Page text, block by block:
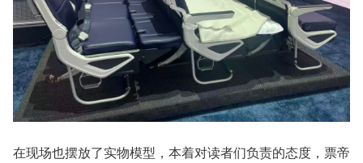
在现场也摆放了实物模型，本着对读者们负责的态度，票帝